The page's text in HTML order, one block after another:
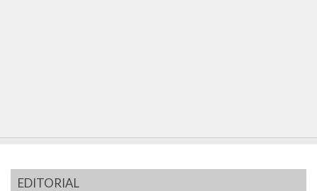
EDITORIAL